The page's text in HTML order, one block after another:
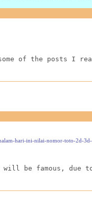
of the posts I
hari-ini-nilai-nomor-toto-2d-
be famous, due